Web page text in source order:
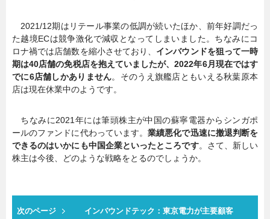
2021/12期はリテール事業の低調が続いたほか、前年好調だっ
た越境ECは競争激化で減収となってしまいました。ちなみにコ
ロナ禍では店舗数を縮小させており、 インバウンドを狙って一時
期は40店舗の免税店を抱えていましたが、2022年6月現在ではす
でに6店舗しかありません。そのうえ旗艦店ともいえる秋葉原本
店は現在休業中のようです。
ちなみに2021年には筆頭株主が中国の蘇寧電器からシンガポ
ールのファンドに代わっています。業績悪化で迅速に撤退判断を
できるのはいかにも中国企業といったところです。さて、新しい
株主は今後、どのような戦略をとるのでしょうか。
次のページ インバウンドテック：東京電力が主要顧客